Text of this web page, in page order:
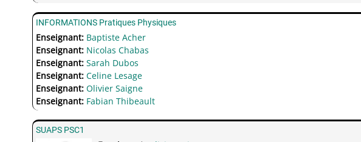
INFORMATIONS Pratiques Physiques
Enseignant: Baptiste Acher
Enseignant: Nicolas Chabas
Enseignant:Sarah Dubos
Enseignant:Celine Lesage
Enseignant:Olivier Saigne
Enseignant: Fabian Thibeault
SUAPS PSC1